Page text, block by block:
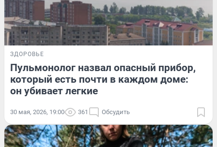
ЗДОРОВЬЕ
Пульмонолог назвал опасный прибор,
который есть почти в каждом доме:
он убивает легкие
30 мая, 2026, 19:00 361 Обсудить